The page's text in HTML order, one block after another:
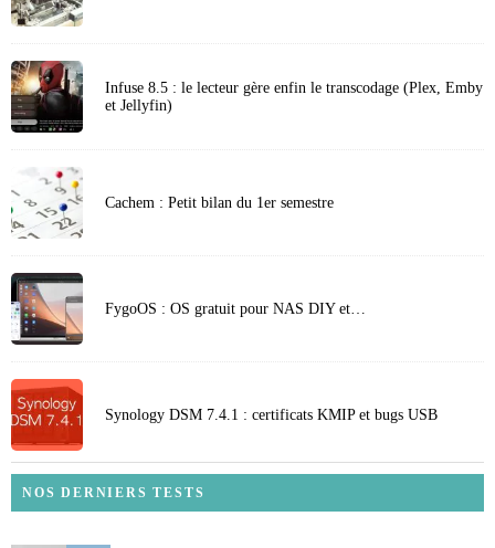
Infuse 8.5 : le lecteur gère enfin le transcodage (Plex, Emby
et Jellyfin)
Cachem : Petit bilan du 1er semestre
FygoOS : OS gratuit pour NAS DIY et…
Synology DSM 7.4.1 : certificats KMIP et bugs USB
NOS DERNIERS TESTS